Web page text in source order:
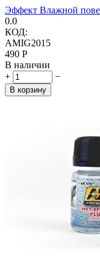
Эффект Влажной
0.0
КОД:
AMIG2015
‍490‍ Р
В наличии
+
−
В корзину